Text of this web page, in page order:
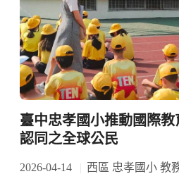
臺中忠孝國小推動國際
認同之全球公民
2026-04-14 西區 忠孝國小 教